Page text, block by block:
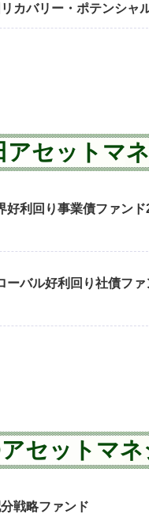
カバリー・ポテンシャ
アセットマ
好利回り事業債ファン
ーバル好利回り社債フ
セットマ
戦略ファンド